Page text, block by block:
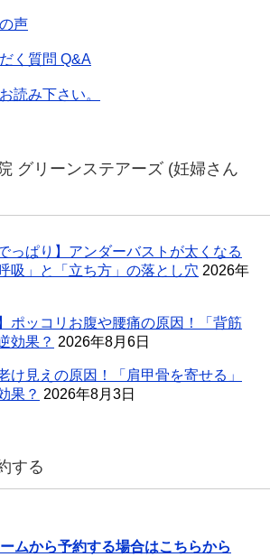
声
く質問 Q&A
読み下さい。
グリーンステアーズ (妊婦さん
っぱり】アンダーバストが太くなる
吸」と「立ち方」の落とし穴 2026年
ポッコリお腹や腰痛の原因！「背筋
効果？ 2026年8月6日
け見えの原因！「肩甲骨を寄せる」
果？ 2026年8月3日
する
ムから予約する場合はこちらから